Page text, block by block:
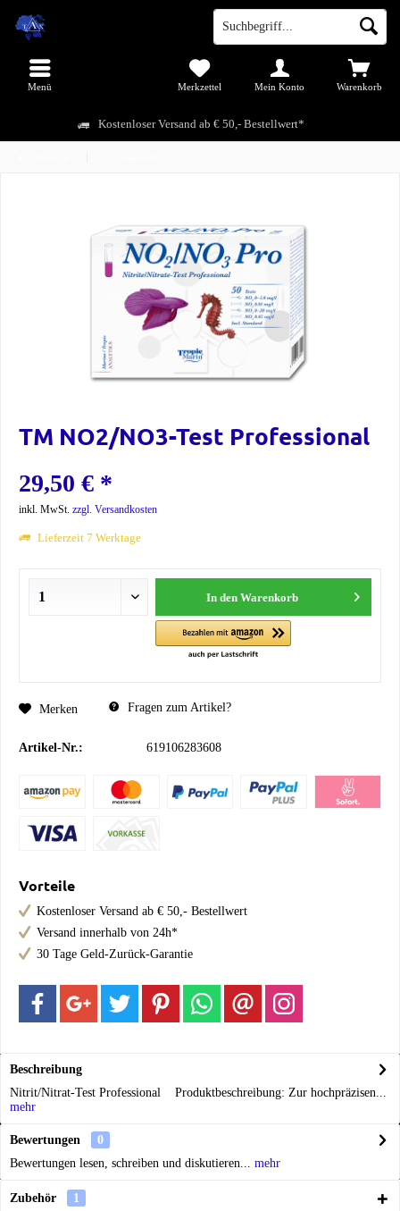
Kostenloser Versand ab € 50,- Bestellwert*
Menü Warenkorb
Merkzettel Mein Konto
TM NO2/NO3-Test Professional
29,50 € *
inkl. MwSt. zzgl. Versandkosten
Lieferzeit 7 Werktage
In den Warenkorb
Merken Fragen zum Artikel?
Artikel-Nr.: 619106283608
Vorteile
Kostenloser Versand ab € 50,- Bestellwert
Versand innerhalb von 24h*
30 Tage Geld-Zurück-Garantie
Beschreibung
Nitrit/Nitrat-Test Professional Produktbeschreibung: Zur hochpräzisen...
mehr
Bewertungen
0
Bewertungen lesen, schreiben und diskutieren...
mehr
Zubehör 1